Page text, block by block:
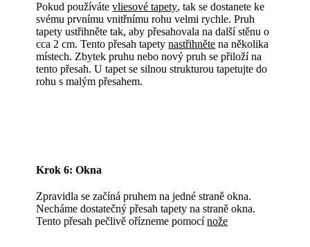
Pokud používátevliesové tapety, tak se dostanete ke
svému prvnímu vnitřnímu rohu velmi rychle. Pruh
tapety ustřihněte tak, aby přesahovala na další stěnu o
cca 2 cm. Tento přesah tapetynastřihněte na několika
místech. Zbytek pruhu nebo nový pruh se přiloží na
tento přesah. U tapet se silnou strukturou tapetujte do
rohu s malým přesahem.
Krok 6: Okna
Zpravidla se začíná pruhem na jedné straně okna.
Necháme dostatečný přesah tapety na straně okna.
Tento přesah pečlivě ořízneme pomocínože